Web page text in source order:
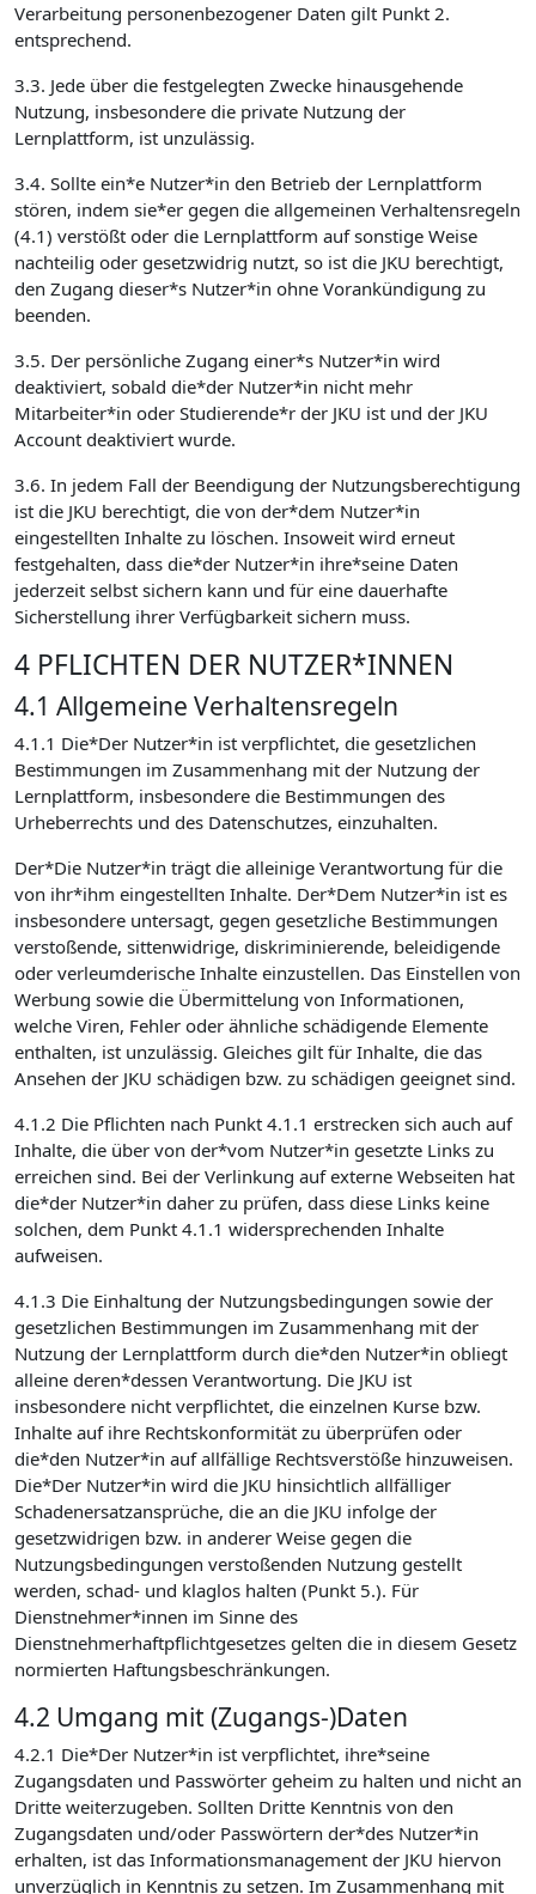
Verarbeitung personenbezogener Daten gilt Punkt 2.
entsprechend.
3.3. Jede über die festgelegten Zwecke hinausgehende
Nutzung, insbesondere die private Nutzung der
Lernplattform, ist unzulässig.
3.4. Sollte ein*e Nutzer*in den Betrieb der Lernplattform
stören, indem sie*er gegen die allgemeinen Verhaltensregeln
(4.1) verstößt oder die Lernplattform auf sonstige Weise
nachteilig oder gesetzwidrig nutzt, so ist die JKU berechtigt,
den Zugang dieser*s Nutzer*in ohne Vorankündigung zu
beenden.
3.5. Der persönliche Zugang einer*s Nutzer*in wird
deaktiviert, sobald die*der Nutzer*in nicht mehr
Mitarbeiter*in oder Studierende*r der JKU ist und der JKU
Account deaktiviert wurde.
3.6. In jedem Fall der Beendigung der Nutzungsberechtigung
ist die JKU berechtigt, die von der*dem Nutzer*in
eingestellten Inhalte zu löschen. Insoweit wird erneut
festgehalten, dass die*der Nutzer*in ihre*seine Daten
jederzeit selbst sichern kann und für eine dauerhafte
Sicherstellung ihrer Verfügbarkeit sichern muss.
4 PFLICHTEN DER NUTZER*INNEN
4.1 Allgemeine Verhaltensregeln
4.1.1 Die*Der Nutzer*in ist verpflichtet, die gesetzlichen
Bestimmungen im Zusammenhang mit der Nutzung der
Lernplattform, insbesondere die Bestimmungen des
Urheberrechts und des Datenschutzes, einzuhalten.
Der*Die Nutzer*in trägt die alleinige Verantwortung für die
von ihr*ihm eingestellten Inhalte. Der*Dem Nutzer*in ist es
insbesondere untersagt, gegen gesetzliche Bestimmungen
verstoßende, sittenwidrige, diskriminierende, beleidigende
oder verleumderische Inhalte einzustellen. Das Einstellen von
Werbung sowie die Übermittelung von Informationen,
welche Viren, Fehler oder ähnliche schädigende Elemente
enthalten, ist unzulässig. Gleiches gilt für Inhalte, die das
Ansehen der JKU schädigen bzw. zu schädigen geeignet sind.
4.1.2 Die Pflichten nach Punkt 4.1.1 erstrecken sich auch auf
Inhalte, die über von der*vom Nutzer*in gesetzte Links zu
erreichen sind. Bei der Verlinkung auf externe Webseiten hat
die*der Nutzer*in daher zu prüfen, dass diese Links keine
solchen, dem Punkt 4.1.1 widersprechenden Inhalte
aufweisen.
4.1.3 Die Einhaltung der Nutzungsbedingungen sowie der
gesetzlichen Bestimmungen im Zusammenhang mit der
Nutzung der Lernplattform durch die*den Nutzer*in obliegt
alleine deren*dessen Verantwortung. Die JKU ist
insbesondere nicht verpflichtet, die einzelnen Kurse bzw.
Inhalte auf ihre Rechtskonformität zu überprüfen oder
die*den Nutzer*in auf allfällige Rechtsverstöße hinzuweisen.
Die*Der Nutzer*in wird die JKU hinsichtlich allfälliger
Schadenersatzansprüche, die an die JKU infolge der
gesetzwidrigen bzw. in anderer Weise gegen die
Nutzungsbedingungen verstoßenden Nutzung gestellt
werden, schad- und klaglos halten (Punkt 5.). Für
Dienstnehmer*innen im Sinne des
Dienstnehmerhaftpflichtgesetzes gelten die in diesem Gesetz
normierten Haftungsbeschränkungen.
4.2 Umgang mit (Zugangs-)Daten
4.2.1 Die*Der Nutzer*in ist verpflichtet, ihre*seine
Zugangsdaten und Passwörter geheim zu halten und nicht an
Dritte weiterzugeben. Sollten Dritte Kenntnis von den
Zugangsdaten und/oder Passwörtern der*des Nutzer*in
erhalten, ist das Informationsmanagement der JKU hiervon
unverzüglich in Kenntnis zu setzen. Im Zusammenhang mit